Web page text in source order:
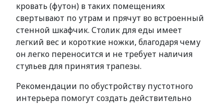
кровать (футон) в таких помещениях
свертывают по утрам и прячут во встроенный
стенной шкафчик. Столик для еды имеет
легкий вес и короткие ножки, благодаря чему
он легко переносится и не требует наличия
стульев для принятия трапезы.
Рекомендации по обустройству пустотного
интерьера помогут создать действительно